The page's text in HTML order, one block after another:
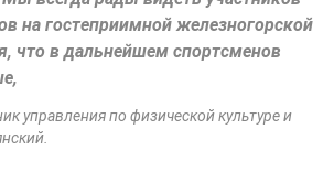
на гостеприимной железногорской
что в дальнейшем спортсменов
управления по физической культуре и